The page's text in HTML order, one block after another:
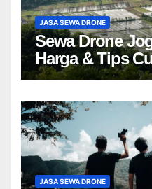
JASA SEWA DRONE
Sewa Drone
Harga & Tips
JASA SEWA DRONE